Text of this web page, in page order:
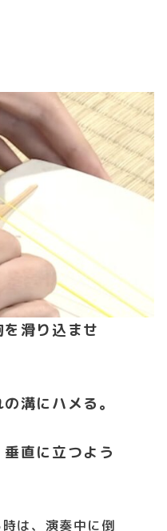
滑り込ませ
溝にハメる。
直に立つよう
は、演奏中に倒